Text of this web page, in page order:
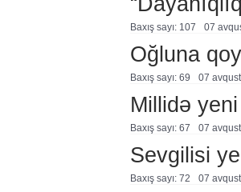
Baxış sayı: 107 07
Oğluna
Baxış sayı: 69 07
Millidə
Baxış sayı: 67 07
Sevgilisi
Baxış sayı: 72 07